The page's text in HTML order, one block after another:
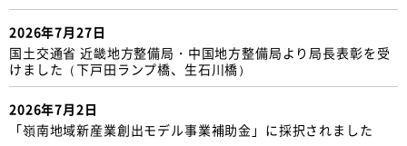
2026年7月27日
国土交通省 近畿地方整備局・中国地方整備局より局長表彰を受
けました（下戸田ランプ橋、生石川橋）
2026年7月2日
「嶺南地域新産業創出モデル事業補助金」に採択されました